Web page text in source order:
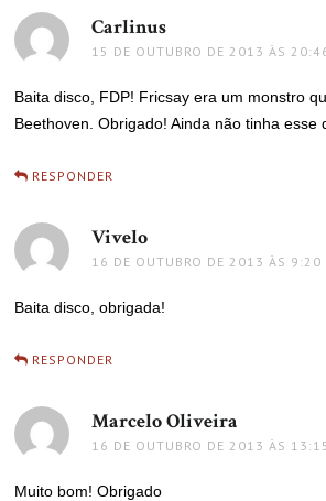
Carlinus
15 DE OUTUBRO DE 2013 ÀS
Baita disco, FDP! Fricsay era um monstro
Beethoven. Obrigado! Ainda não tinha esse
RESPONDER
Vivelo
16 DE OUTUBRO DE 2013 ÀS 9:20
Baita disco, obrigada!
RESPONDER
Marcelo Oliveira
16 DE OUTUBRO DE 2013 ÀS 13:15
Muito bom! Obrigado